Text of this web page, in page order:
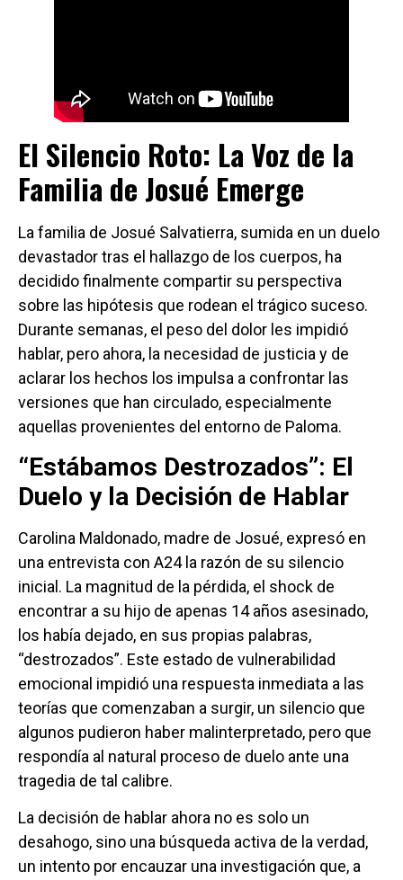
El Silencio Roto: La Voz de la
Familia de Josué Emerge
La familia de Josué Salvatierra, sumida en un duelo
devastador tras el hallazgo de los cuerpos, ha
decidido finalmente compartir su perspectiva
sobre las hipótesis que rodean el trágico suceso.
Durante semanas, el peso del dolor les impidió
hablar, pero ahora, la necesidad de justicia y de
aclarar los hechos los impulsa a confrontar las
versiones que han circulado, especialmente
aquellas provenientes del entorno de Paloma.
“Estábamos Destrozados”: El
Duelo y la Decisión de Hablar
Carolina Maldonado, madre de Josué, expresó en
una entrevista con A24 la razón de su silencio
inicial. La magnitud de la pérdida, el shock de
encontrar a su hijo de apenas 14 años asesinado,
los había dejado, en sus propias palabras,
“destrozados”. Este estado de vulnerabilidad
emocional impidió una respuesta inmediata a las
teorías que comenzaban a surgir, un silencio que
algunos pudieron haber malinterpretado, pero que
respondía al natural proceso de duelo ante una
tragedia de tal calibre.
La decisión de hablar ahora no es solo un
desahogo, sino una búsqueda activa de la verdad,
un intento por encauzar una investigación que, a